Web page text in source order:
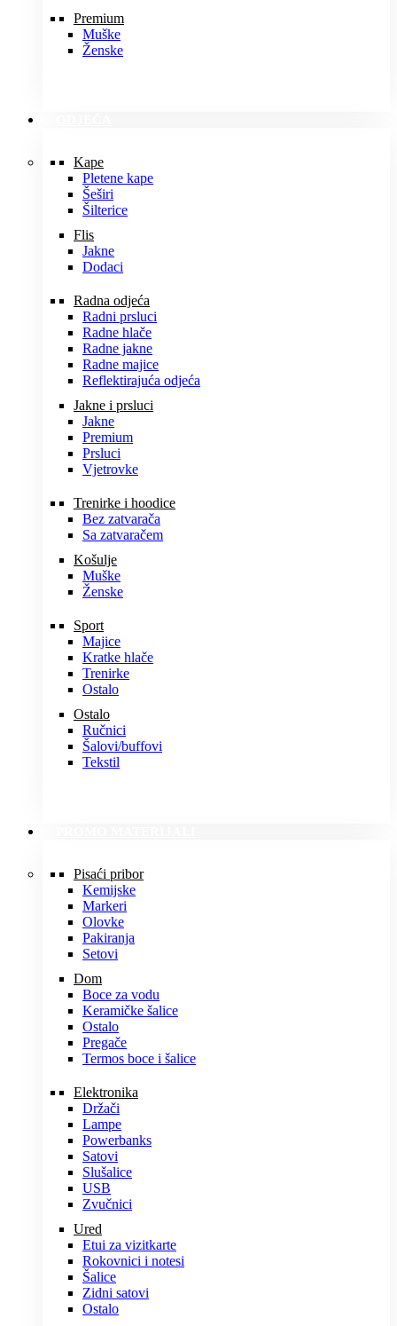
Premium
Muške
Ženske
Kape
Pletene kape
Šeširi
Šilterice
Flis
Jakne
Dodaci
Radna odjeća
Radni prsluci
Radne hlače
Radne jakne
Radne majice
Reflektirajuća odjeća
Jakne i prsluci
Jakne
Premium
Prsluci
Vjetrovke
Trenirke i hoodice
Bez zatvarača
Sa zatvaračem
Košulje
Muške
Ženske
Sport
Majice
Kratke hlače
Trenirke
Ostalo
Ostalo
Ručnici
Šalovi/buffovi
Tekstil
Pisaći pribor
Kemijske
Markeri
Olovke
Pakiranja
Setovi
Dom
Boce za vodu
Keramičke šalice
Ostalo
Pregače
Termos boce i šalice
Elektronika
Držači
Lampe
Powerbanks
Satovi
Slušalice
USB
Zvučnici
Ured
Etui za vizitkarte
Rokovnici i notesi
Šalice
Zidni satovi
Ostalo